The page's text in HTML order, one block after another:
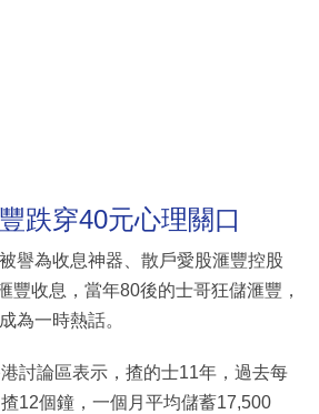
跌穿40元心理關口
譽為收息神器、散戶愛股滙豐控股
豐收息，當年80後的士哥狂儲滙豐，
為一時熱話。
討論區表示，揸的士11年，過去每
12個鐘，一個月平均儲蓄17,500